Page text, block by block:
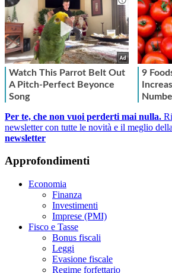
Per te, che non vuoi perderti mai nulla.
newsletter con tutte le novità e il meglio
newsletter
Approfondimenti
Economia
Finanza
Investimenti
Imprese (PMI)
Fisco e Tasse
Bonus fiscali
Leggi
Evasione fiscale
Regime forfettario